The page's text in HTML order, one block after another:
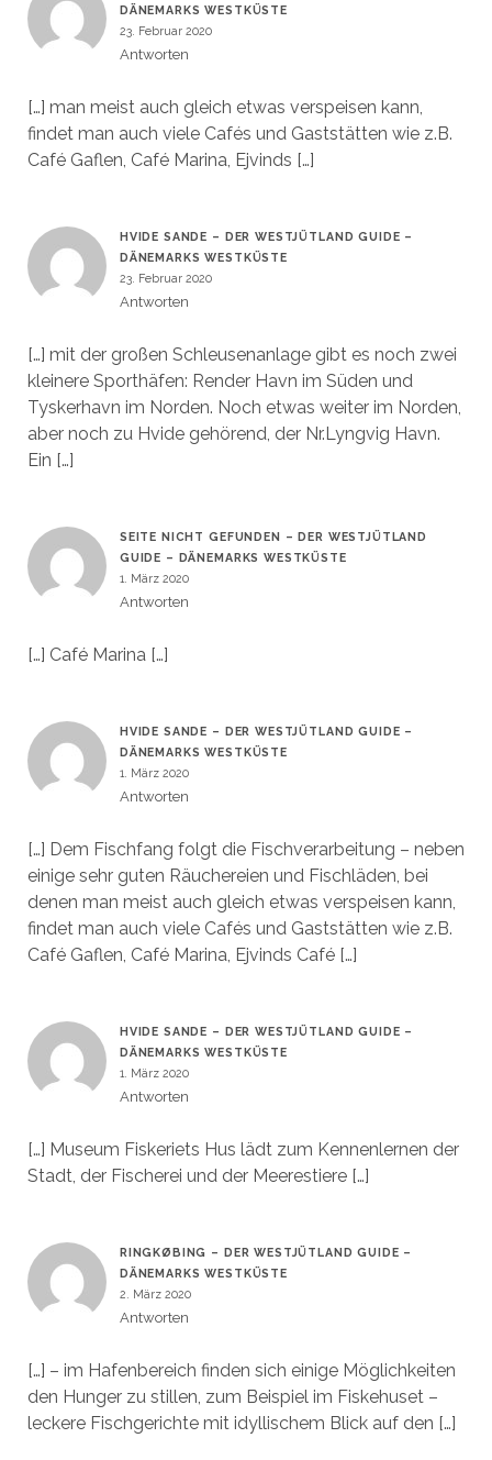
DÄNEMARKS WESTKÜSTE
23. Februar 2020
Antworten
[…] man meist auch gleich etwas verspeisen kann,
findet man auch viele Cafés und Gaststätten wie z.B.
Café Gaflen, Café Marina, Ejvinds […]
HVIDE SANDE – DER WESTJÜTLAND GUIDE –
DÄNEMARKS WESTKÜSTE
23. Februar 2020
Antworten
[…] mit der großen Schleusenanlage gibt es noch zwei
kleinere Sporthäfen: Render Havn im Süden und
Tyskerhavn im Norden. Noch etwas weiter im Norden,
aber noch zu Hvide gehörend, der Nr.Lyngvig Havn.
Ein […]
SEITE NICHT GEFUNDEN – DER WESTJÜTLAND
GUIDE – DÄNEMARKS WESTKÜSTE
1. März 2020
Antworten
[…] Café Marina […]
HVIDE SANDE – DER WESTJÜTLAND GUIDE –
DÄNEMARKS WESTKÜSTE
1. März 2020
Antworten
[…] Dem Fischfang folgt die Fischverarbeitung – neben
einige sehr guten Räuchereien und Fischläden, bei
denen man meist auch gleich etwas verspeisen kann,
findet man auch viele Cafés und Gaststätten wie z.B.
Café Gaflen, Café Marina, Ejvinds Café […]
HVIDE SANDE – DER WESTJÜTLAND GUIDE –
DÄNEMARKS WESTKÜSTE
1. März 2020
Antworten
[…] Museum Fiskeriets Hus lädt zum Kennenlernen der
Stadt, der Fischerei und der Meerestiere […]
RINGKØBING – DER WESTJÜTLAND GUIDE –
DÄNEMARKS WESTKÜSTE
2. März 2020
Antworten
[…] – im Hafenbereich finden sich einige Möglichkeiten
den Hunger zu stillen, zum Beispiel im Fiskehuset –
leckere Fischgerichte mit idyllischem Blick auf den […]